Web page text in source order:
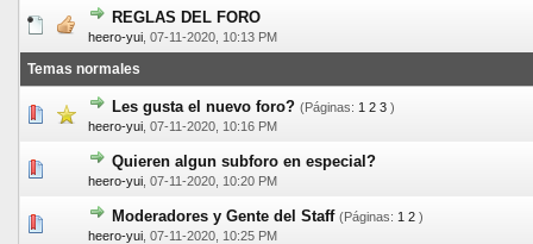
REGLAS DEL FORO
heero-yui 07-11-2020, 10:13 PM
0 voto(s) - Media 0 de 5
123
Temas normales
Les gusta el nuevo foro? (Páginas: 1 2 3 )
heero-yui 07-11-2020, 10:16 PM
2 voto(s) - Media 5 de 5
12 345
Quieren algun subforo en especial?
heero-yui 07-11-2020, 10:20 PM
1 voto(s) - Media 5 de 5
12345
Moderadores y Gente del Staff (Páginas: 1 2 )
heero-yui 07-11-2020, 10:25 PM
0 voto(s) - Media 0 de 5
1234 5